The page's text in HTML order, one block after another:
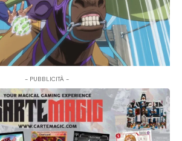
- PUBBLICITÀ -